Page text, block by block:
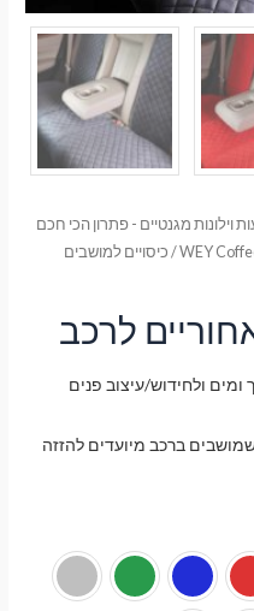
מגנטיים - פתרון הכי חכם
WEY/ כיסויים למושבים
לרכב
ולחידוש/עיצוב פנים
במקרה שמושבים ברכב מיועדים להזזה